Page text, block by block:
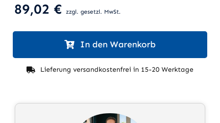
89,02 € zzgl. gesetzl. MwSt.
In den Warenkorb
Lieferung versandkostenfrei in 15-20 Werktage